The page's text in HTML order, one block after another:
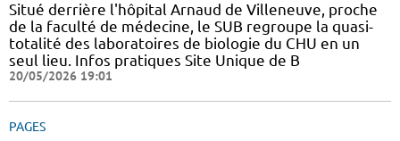
Situé derrière l'hôpital Arnaud de Villeneuve, proche
de la faculté de médecine, le SUB regroupe la quasi-
totalité des laboratoires de biologie du CHU en un
seul lieu. Infos pratiques Site Unique de B
20/05/2026 19:01
PAGES